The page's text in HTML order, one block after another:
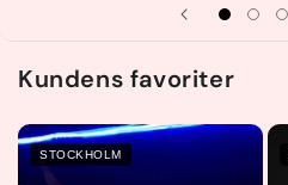
Kundens favoriter
STOCKHOLM